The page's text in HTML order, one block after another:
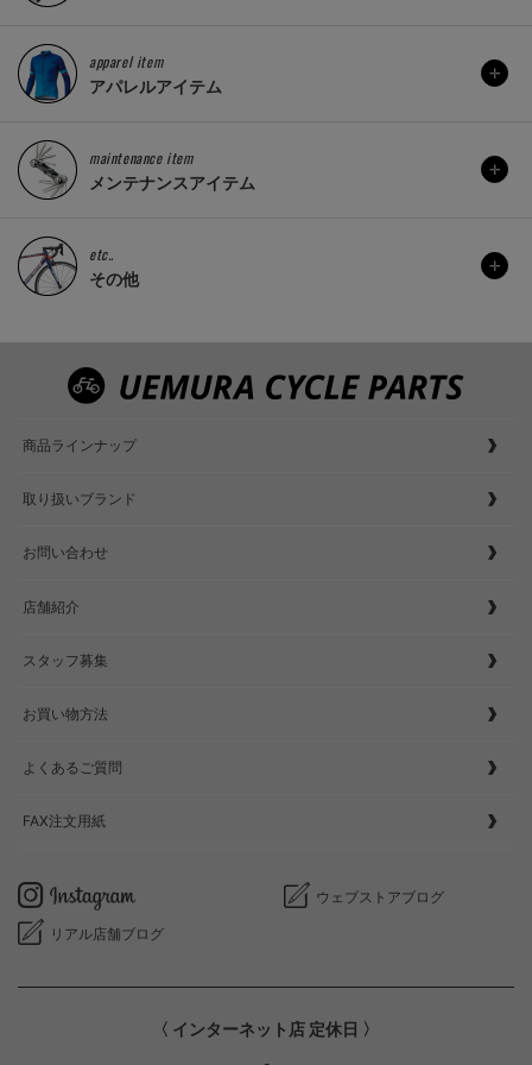
apparel item
アパレルアイテム
maintenance item
メンテナンスアイテム
etc..
その他
商品ラインナップ
取り扱いブランド
お問い合わせ
店舗紹介
スタッフ募集
お買い物方法
よくあるご質問
FAX注文用紙
ウェブストアブログ
リアル店舗ブログ
〈 インターネット店 定休日 〉